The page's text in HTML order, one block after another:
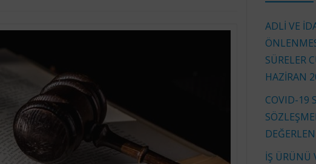
ADLİ VE
SÜRELER
HAZİRAN
COVID-19
İŞ ÜRÜNÜ